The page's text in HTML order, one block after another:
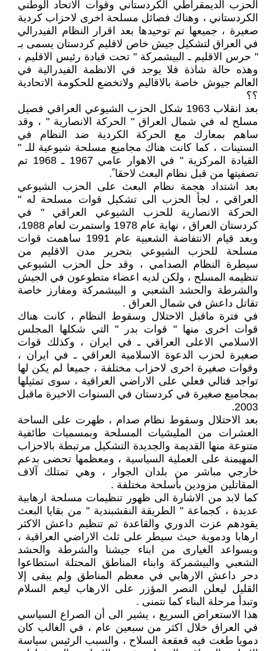
الحزب الديمقراطي الكردستاني وقوات الاتحاد الوطني
الكردستاني ، وهناك فصائل مسلحة اخرى لاحزاب كردية
صغيرة ، جميعها تم توحيدها بعد اقرار النظام الفيدرالي
في العراق لتشكيل جيش خاص لاقليم كردستان يسمى بـ
" حرس الاقليم ـ البيشمركة " تحت قيادة رئيس الاقليم ،
وهذه حالة شاذة فلا يوجد في الانظمة الفيدرالية في
العالم جيوش خاصة بالاقاليم ولاتخضع للحكومة الاتحادية
؟؟
بعد انقلاب 1963 شكل الحزب الشيوعي العراقي فصيل
مسلح له في شمال العراق " الحركة الانصارية " ، وقد
ساهم بمعارك مع الحركة الكردية ضد النظام في
الستينات ، كما كانت هناك مجاميع مسلحة شيوعية للـ "
القيادة المركزية " في الاهوار عامي 1967 ـ 1968 تم
تصفيتها من قبل نظام البعث لاحقا ً.
بعد اشتداد هجمة نظام البعث على الحزب الشيوعي
العراقي ، لجأ الحزب الى تشكيل قوات مسلحة له "
الحركة الانصارية للحزب الشيوعي العراقي " في
كردستان العراق ، نهاية عام 1978 واستمرت لعام 1988،
وبعد قيام الانتفاضة الشعبية عام 1991 ساهمت قوات
مسلحة للحزب الشيوعي بتحرير مدن الاقليم من
سيطرة النظام الصدامي ، وقد حل الحزب الشيوعي
تنظيمه المسلح ، ولكن لديه اعضاء متطوعون في الجيش
والشرطة والحشد الشعبي و البيشمركة ومفارز خاصة
تقاتل داعش في شمال العراق .
في فترة ماقبل الاحتلال وسقوط النظام ، كانت هناك
قوات اخرى منها " قوات بدر " التي شكلها المجلس
الاسلامي الاعلى العراقي ـ في ايران ، وكذلك قوات
صغيرة لحزب الدعوة الاسلامية العراقي ـ في ايران ،
وقوات صغيرة اخرى لاحزاب مختلفة ، جميعا لم يكن لها
تواجد قتالي فعلي على الاراضي العراقية ، سوى تمثيلها
بمجاميع صغيرة في كردستان في السنوات الاخيرة ماقبل
2003.
بعد الاحتلال وسقوط نظام صدام ، ظهرت على الساحة
العشرات من المليشيات المسلحة وبمسميات طائفية
متنوعة منها القديمة والجديدة التشكيل مرتبطة بالاحزاب
المهيمنة على العملية السياسية ، ومعظمها تحضى بدعم
خارجي مباشر من بلدان الجوار ، وهي تمتلك آلاف
المقاتلين مزودين بأسلحة مختلفة .
كما لابد من الاشارة الى ظهور تنظيمات مسلحة ارهابية
عديدة ، كجماعة " الطريقة النقشبندية " من بقايا البعث
يقودهم عزت الدوري والقاعدة ثم تنظيم داعش الاكثر
ارهابا ودموية حيث سيطر على ثلث الاراضي العراقية ،
وبسواعد الغيارى من ابناء جيشنا والشرطة والحشد
الشعبي والبيشمركة وابناء المناطق المحتلة استطاعوا
دحر داعش الارهابي في معظم المناطق ولم يبقى إلا
القليل ليعلن النصر المؤزر على الارهاب ليعم السلام
وتبدأ مرحلة البناء كما نتمنى .
هذا الاستعراض السريع ، يشير الى أن الصراع السياسي
في العراق خلال اكثر من سبعين عام ، في الغالب كان
دمويا طغت فيه قعقعة السلاح ، والسبب الرئيس سياسة